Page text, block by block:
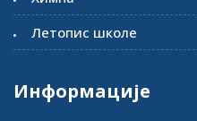
Летопис школе
Информације